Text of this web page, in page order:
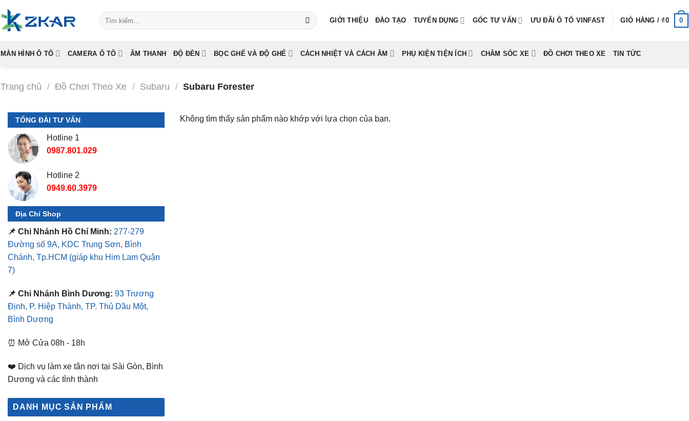
to
content
Tìm
kiếm:
GIỚI THIỆU ĐÀO TẠO TUYỂN DỤNG GÓC TƯ VẤN ƯU ĐÃI Ô TÔ VINFAST GIỎ HÀNG /₫0 0
MÀN HÌNH Ô TÔ CAMERA Ô TÔ ÂM THANH ĐỘ ĐÈN BỌC GHẾ VÀ ĐỘ GHẾ CÁCH NHIỆT VÀ CÁCH ÂM PHỤ KIỆN TIỆN ÍCH CHĂM SÓC XE ĐỒ CHƠI THEO XE TIN TỨC
Trang chủ / Đồ Chơi Theo Xe / Subaru / Subaru Forester
TỔNG ĐÀI TƯ VẤN
Hotline 1
0987.801.029
Hotline 2
0949.60.3979
Địa Chỉ Shop
📌 Chi Nhánh Hồ Chí Minh: 277-279
Đường số 9A, KDC Trung Sơn, Bình
Chánh, Tp.HCM (giáp khu Him Lam Quận
7)
📌 Chi Nhánh Bình Dương: 93 Trương
Định, P. Hiệp Thành, TP. Thủ Dầu Một,
Bình Dương
⏰ Mở Cửa 08h - 18h
❤️ Dịch vụ làm xe tận nơi tại Sài Gòn, Bình
Dương và các tỉnh thành
DANH MỤC SẢN PHẨM
Không tìm thấy sản phẩm nào khớp với lựa chọn của bạn.